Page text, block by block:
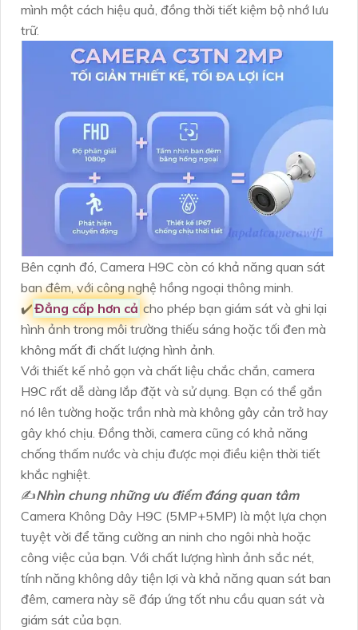
mình một cách hiệu quả, đồng thời tiết kiệm bộ nhớ lưu
trữ.
Bên cạnh đó, Camera H9C còn có khả năng quan sát
ban đêm, với công nghệ hồng ngoại thông minh.
✔️Đẳng cấp hơn cả cho phép bạn giám sát và ghi lại
hình ảnh trong môi trường thiếu sáng hoặc tối đen mà
không mất đi chất lượng hình ảnh.
Với thiết kế nhỏ gọn và chất liệu chắc chắn, camera
H9C rất dễ dàng lắp đặt và sử dụng. Bạn có thể gắn
nó lên tường hoặc trần nhà mà không gây cản trở hay
gây khó chịu. Đồng thời, camera cũng có khả năng
chống thấm nước và chịu được mọi điều kiện thời tiết
khắc nghiệt.
✍️Nhìn chung những ưu điểm đáng quan tâm
Camera Không Dây H9C (5MP+5MP) là một lựa chọn
tuyệt vời để tăng cường an ninh cho ngôi nhà hoặc
công việc của bạn. Với chất lượng hình ảnh sắc nét,
tính năng không dây tiện lợi và khả năng quan sát ban
đêm, camera này sẽ đáp ứng tốt nhu cầu quan sát và
giám sát của bạn.